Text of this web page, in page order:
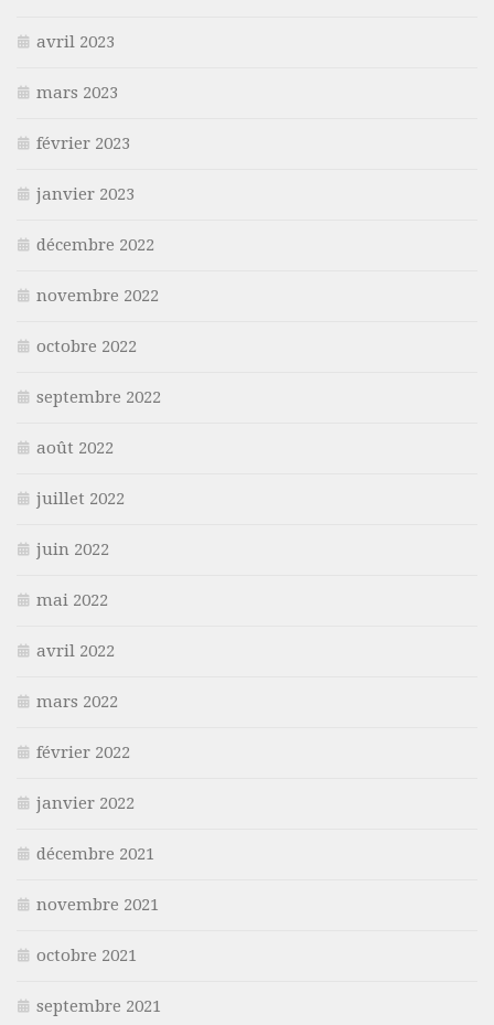
avril 2023
mars 2023
février 2023
janvier 2023
décembre 2022
novembre 2022
octobre 2022
septembre 2022
août 2022
juillet 2022
juin 2022
mai 2022
avril 2022
mars 2022
février 2022
janvier 2022
décembre 2021
novembre 2021
octobre 2021
septembre 2021